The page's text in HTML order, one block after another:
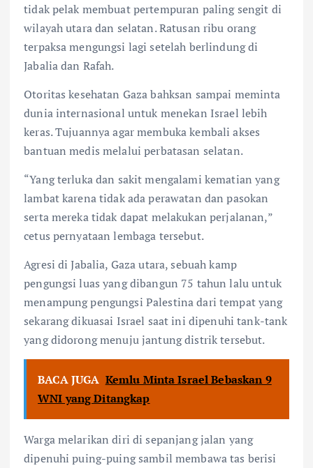
tidak pelak membuat pertempuran paling sengit di
wilayah utara dan selatan. Ratusan ribu orang
terpaksa mengungsi lagi setelah berlindung di
Jabalia dan Rafah.
Otoritas kesehatan Gaza bahksan sampai meminta
dunia internasional untuk menekan Israel lebih
keras. Tujuannya agar membuka kembali akses
bantuan medis melalui perbatasan selatan.
“Yang terluka dan sakit mengalami kematian yang
lambat karena tidak ada perawatan dan pasokan
serta mereka tidak dapat melakukan perjalanan,”
cetus pernyataan lembaga tersebut.
Agresi di Jabalia, Gaza utara, sebuah kamp
pengungsi luas yang dibangun 75 tahun lalu untuk
menampung pengungsi Palestina dari tempat yang
sekarang dikuasai Israel saat ini dipenuhi tank-tank
yang didorong menuju jantung distrik tersebut.
BACA JUGA Kemlu Minta Israel Bebaskan 9
WNI yang Ditangkap
Warga melarikan diri di sepanjang jalan yang
dipenuhi puing-puing sambil membawa tas berisi